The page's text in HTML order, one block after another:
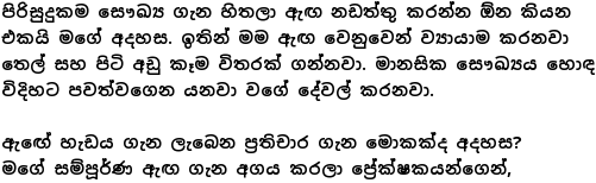
පිරිසුදුකම සෞඛ්‍ය ගැන හිතලා ඇඟ නඩත්තු කරන්න ඕන කියන
එකයි මගේ අදහස. ඉතින් මම ඇඟ වෙනුවෙන් ව්‍යායාම කරනවා
තෙල් සහ පිටි අඩු කෑම විතරක් ගන්නවා. මානසික සෞඛ්‍යය හොඳ
විදිහට පවත්වගෙන යනවා වගේ දේවල් කරනවා.
ඇඟේ හැඩය ගැන ලැබෙන ප්‍රතිචාර ගැන මොකක්ද අදහස?
මගේ සම්පූර්ණ ඇඟ ගැන අගය කරලා ප්‍රේක්ෂකයන්ගෙන්,